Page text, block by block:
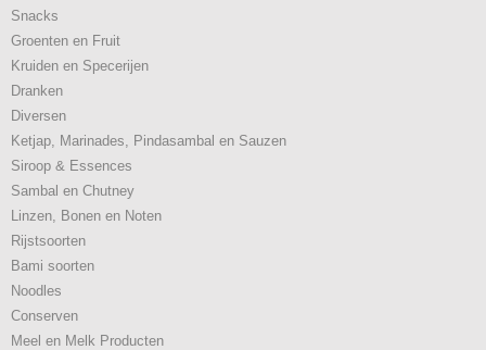
Snacks
Groenten en Fruit
Kruiden en Specerijen
Dranken
Diversen
Ketjap, Marinades, Pindasambal en Sauzen
Siroop & Essences
Sambal en Chutney
Linzen, Bonen en Noten
Rijstsoorten
Bami soorten
Noodles
Conserven
Meel en Melk Producten